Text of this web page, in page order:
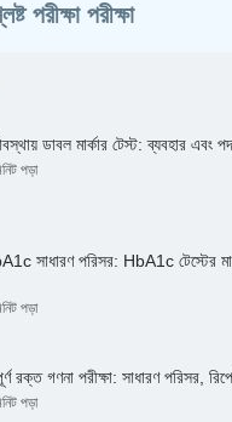
পরীক্ষা পরীক্ষা
ডাবল মার্কার টেস্ট: ব্যবহার এবং
পড়া
সাধারণ পরিসর: HbA1c টেস্টের
পড়া
রক্ত ​​গণনা পরীক্ষা: সাধারণ পরিসর,
পড়া